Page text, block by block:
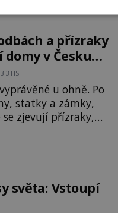
to utajit, někteří z
a přízraky
v Česku
3.3TIS
u ohně. Po
statky a zámky,
zjevují přízraky,
nebo se dějí
právě tato opakující
Vstoupí